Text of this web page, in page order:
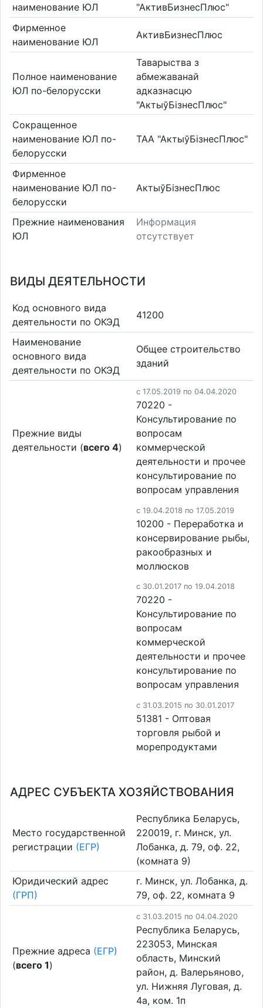
наименование ЮЛ
"АктивБизнесПлюс"
Фирменное
наименование ЮЛ
АктивБизнесПлюс
Полное наименование
ЮЛ по-белорусски
Таварыства з
абмежаванай
адказнасцю
"АктыўБізнесПлюс"
Сокращенное
наименование ЮЛ по-
белорусски
ТАА "АктыўБізнесПлюс"
Фирменное
наименование ЮЛ по-
белорусски
АктыўБізнесПлюс
Прежние наименования
ЮЛ
Информация
отсутствует
ВИДЫ ДЕЯТЕЛЬНОСТИ
Код основного вида
деятельности по ОКЭД
41200
Наименование
основного вида
деятельности по ОКЭД
Общее строительство
зданий
Прежние виды
деятельности (всего 4)
c 17.05.2019 по 04.04.2020
70220 -
Консультирование по
вопросам
коммерческой
деятельности и прочее
консультирование по
вопросам управления
c 19.04.2018 по 17.05.2019
10200 - Переработка и
консервирование рыбы,
ракообразных и
моллюсков
c 30.01.2017 по 19.04.2018
70220 -
Консультирование по
вопросам
коммерческой
деятельности и прочее
консультирование по
вопросам управления
c 31.03.2015 по 30.01.2017
51381 - Оптовая
торговля рыбой и
морепродуктами
АДРЕС СУБЪЕКТА ХОЗЯЙСТВОВАНИЯ
Место государственной
регистрации (ЕГР)
Республика Беларусь,
220019, г. Минск, ул.
Лобанка, д. 79, оф. 22,
(комната 9)
Юридический адрес
(ГРП)
г. Минск, ул. Лобанка, д.
79, оф. 22, комната 9
Прежние адреса (ЕГР)
(всего 1)
c 31.03.2015 по 04.04.2020
Республика Беларусь,
223053, Минская
область, Минский
район, д. Валерьяново,
ул. Нижняя Луговая, д.
4а, ком. 1п